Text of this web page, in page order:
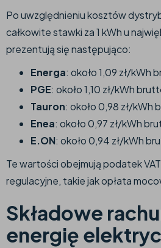
Po uwzględnieniu kosztów
całkowite stawki za 1 kWh u
prezentują się następująco:​
Energa: około 1,09 zł/kWh
PGE: około 1,10 zł/kWh
Tauron: około 0,98 zł/kWh
Enea: około 0,97 zł/kWh
E.ON: około 0,94 zł/kWh
Te wartości obejmują podatek
regulacyjne, takie jak opłata
Składowe
energię